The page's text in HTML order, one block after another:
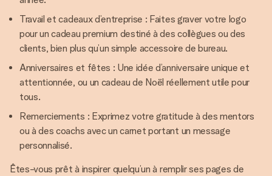
Travail et cadeaux d’entreprise : Faites graver votre logo
pour un cadeau premium destiné à des collègues ou des
clients, bien plus qu’un simple accessoire de bureau.
Anniversaires et fêtes : Une idée d’anniversaire unique et
attentionnée, ou un cadeau de Noël réellement utile pour
tous.
Remerciements : Exprimez votre gratitude à des mentors
ou à des coachs avec un carnet portant un message
personnalisé.
Êtes-vous prêt à inspirer quelqu’un à remplir ses pages de